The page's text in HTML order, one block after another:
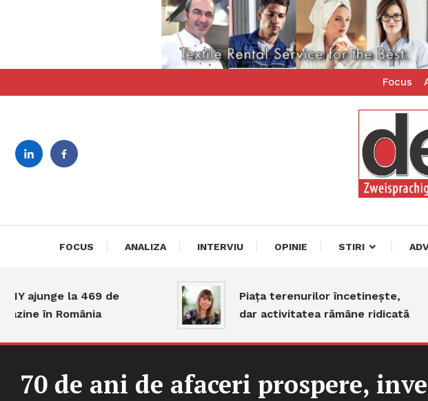
To
Focus
DeBizz
FOCUS ANALIZA INTERVIU OPINIE STIRI
la 469 de
în România
Piața terenurilor încetinește,
dar activitatea rămâne ridicată
70 de ani de afaceri prospere,